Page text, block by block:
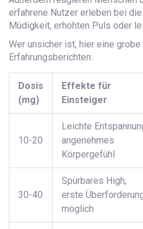
erfahrene Nutzer erleben bei
Müdigkeit, erhöhten Puls oder
Wer unsicher ist, hier eine
Erfahrungsberichten:
Dosis
(mg)
Effekte für
Einsteiger
10-20
Leichte
angenehmes
Körpergefühl
30-40
Spürbares High,
erste
möglich